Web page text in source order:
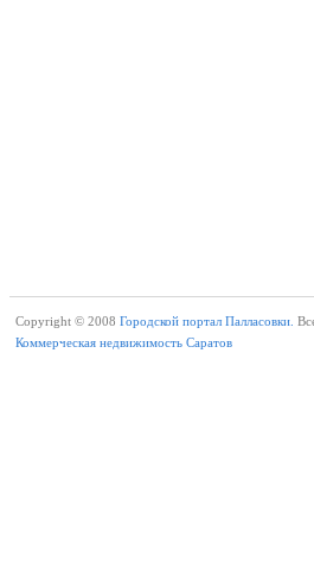
Copyright © 2008 Городской портал Палласовки.
Коммерческая недвижимость Саратов